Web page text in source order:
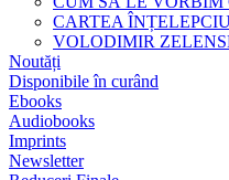
CARTEA
VOLODIMIR
Noutăți
Disponibile în curând
Ebooks
Audiobooks
Imprints
Newsletter